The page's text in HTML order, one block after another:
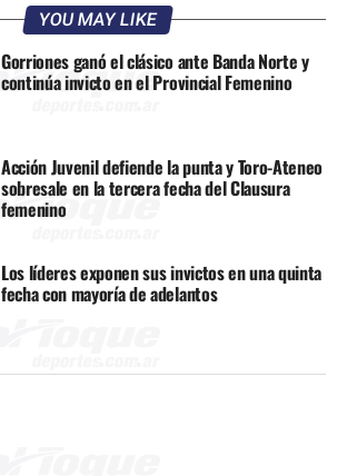
YOU MAY LIKE
Gorriones ganó el clásico ante Banda Norte y
continúa invicto en el Provincial Femenino
Acción Juvenil defiende la punta y Toro-Ateneo
sobresale en la tercera fecha del Clausura
femenino
Los líderes exponen sus invictos en una quinta
fecha con mayoría de adelantos